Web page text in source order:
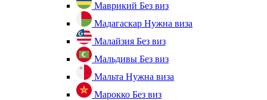
Маврикий Без виз
Мадагаскар Нужна виза
Малайзия Без виз
Мальдивы Без виз
Мальта Нужна виза
Марокко Без виз